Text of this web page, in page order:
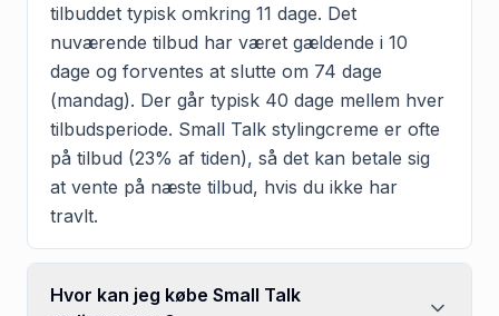
tilbuddet typisk omkring 11 dage. Det
nuværende tilbud har været gældende i 10
dage og forventes at slutte om 74 dage
(mandag). Der går typisk 40 dage mellem hver
tilbudsperiode. Small Talk stylingcreme er ofte
på tilbud (23% af tiden), så det kan betale sig
at vente på næste tilbud, hvis du ikke har
travlt.
Hvor kan jeg købe Small Talk